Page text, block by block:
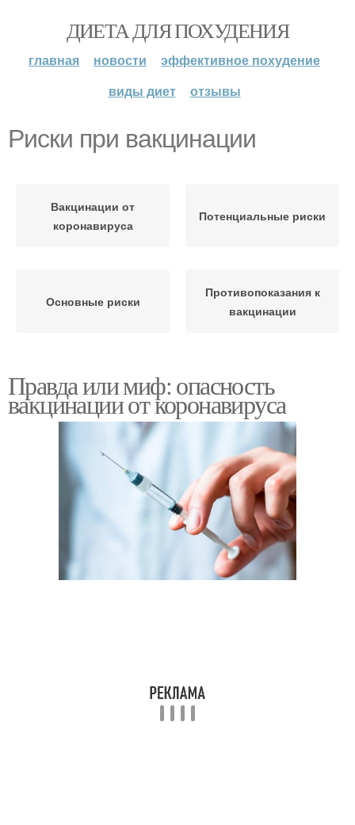
ДИЕТА ДЛЯ ПОХУДЕНИЯ
главная новости
эффективное похудение
виды диет
отзывы
Риски при вакцинации
Вакцинации от
коронавируса
Потенциальные риски
Основные риски
Противопоказания к
вакцинации
Правда или миф: опасность
вакцинации от коронавируса